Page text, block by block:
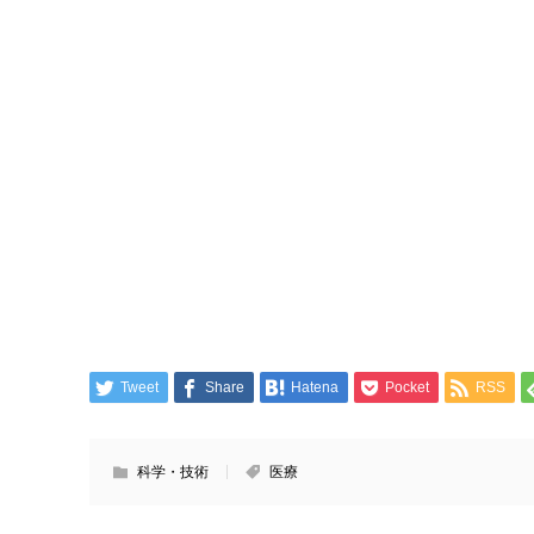
Tweet Share Hatena Pocket RSS
科学・技術 医療